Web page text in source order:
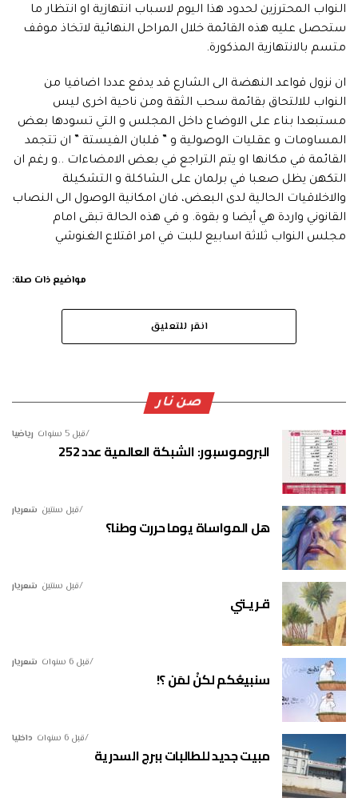
النواب المحترزين لحدود هذا اليوم لاسباب انتهازية او انتظار ما
ستحصل عليه هذه القائمة خلال المراحل النهائية لاتخاذ موقف
متسم بالانتهازية المذكورة.
ان نزول قواعد النهضة الى الشارع قد يدفع عددا اضافيا من
النواب للالتحاق بقائمة سحب الثقة ومن ناحية اخرى ليس
مستبعدا بناء على الاوضاع داخل المجلس و التي تسودها بعض
المساومات و عقليات الوصولية و ” قلبان الفيستة ” ان تتجمد
القائمة في مكانها او يتم التراجع في بعض الامضاءات ..و رغم ان
التكهن يظل صعبا في برلمان على الشاكلة و التشكيلة
والاخلاقيات الحالية لدى البعض، فان امكانية الوصول الى النصاب
القانوني واردة هي أيضا و بقوة. و في هذه الحالة تبقى امام
مجلس النواب ثلاثة اسابيع للبت في امر اقتلاع الغنوشي
مواضيع ذات صلة:
انقر للتعليق
صن نار
رياضيا قبل 5 سنوات
البروموسبور: الشبكة العالمية عدد 252
شعريار قبل سنتين
هل المواساة يوما حررت وطنا؟
شعريار قبل سنتين
قـريـتي
شعريار قبل 6 سنوات
سنبيعُكم لكنْ لمَن ؟!
داخليا قبل 6 سنوات
مبيت جديد للطالبات ببرج السدرية